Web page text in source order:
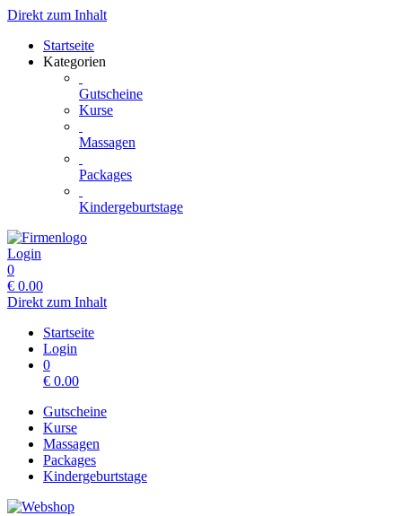
Direkt zum Inhalt
Startseite
Kategorien
Gutscheine
Kurse
Massagen
Packages
Kindergeburtstage
Login
0
€ 0.00
Direkt zum Inhalt
Startseite
Login
0
€ 0.00
Gutscheine
Kurse
Massagen
Packages
Kindergeburtstage